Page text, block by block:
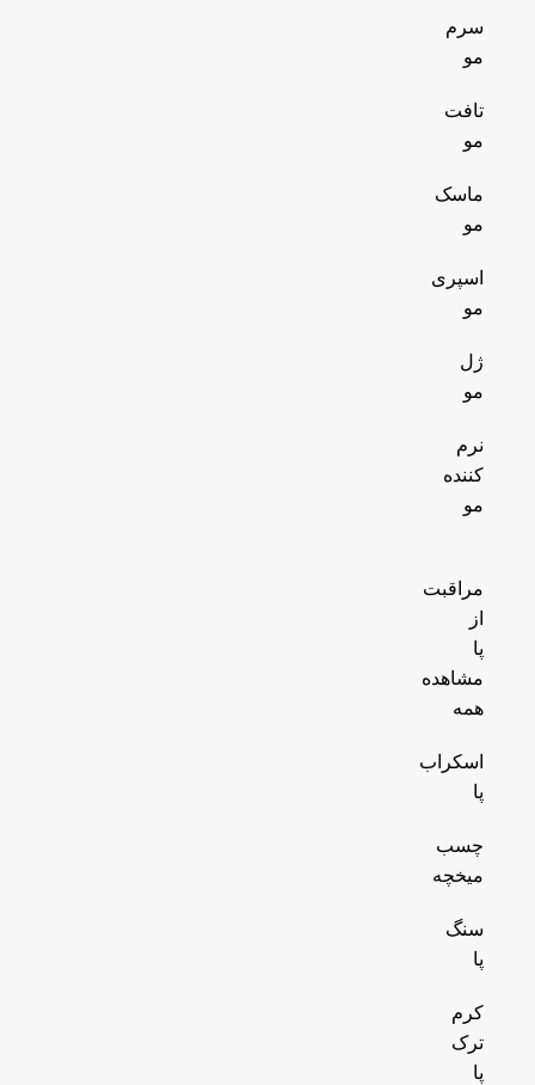
سرم
مو
تافت
مو
ماسک
مو
اسپری
مو
ژل
مو
نرم
کننده
مو
مراقبت
از
پا
مشاهده
همه
اسکراب
پا
چسب
میخچه
سنگ
پا
کرم
ترک
پا